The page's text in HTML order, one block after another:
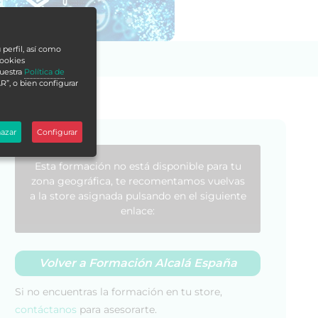
Esta formación no está disponible para tu
zona geográfica, te recomentamos vuelvas
a la store asignada pulsando en el siguiente
enlace:
Volver a Formación Alcalá España
Si no encuentras la formación en tu store,
contáctanos para asesorarte.
perfil, así como
Política de
o bien configurar
Configurar